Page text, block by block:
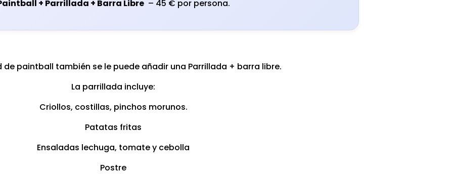
+ Parrillada + Barra Libre– 45 € por persona.
de paintball también se le puede añadir una Parrillada + barra libre.
La parrillada incluye:
Criollos, costillas, pinchos morunos.
Patatas fritas
Ensaladas lechuga, tomate y cebolla
Postre